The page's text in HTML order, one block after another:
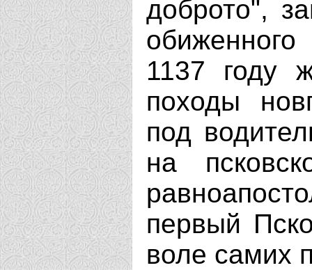
доброто",
1137 году
походы
под
на
первый
воле самих